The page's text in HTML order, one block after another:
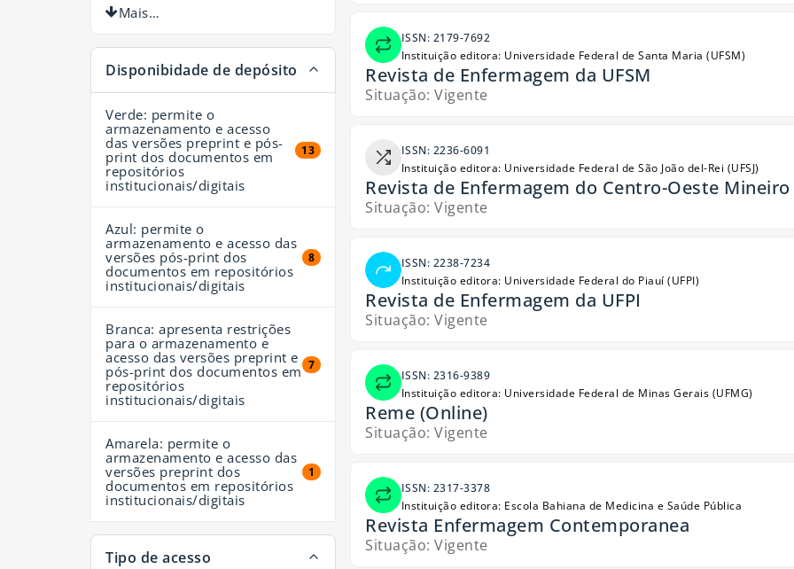
ISSN: 2179-7692
Instituição editora: Universidade Federal de Santa Maria (UFSM)
Revista de Enfermagem da UFSM
Situação: Vigente
ISSN: 2236-6091
Instituição editora: Universidade Federal de São João del-Rei (UFSJ)
Revista de Enfermagem do Centro-Oeste Mineiro
Situação: Vigente
ISSN: 2238-7234
Instituição editora: Universidade Federal do Piauí (UFPI)
Revista de Enfermagem da UFPI
Situação: Vigente
ISSN: 2316-9389
Instituição editora: Universidade Federal de Minas Gerais (UFMG)
Reme (Online)
Situação: Vigente
ISSN: 2317-3378
Instituição editora: Escola Bahiana de Medicina e Saúde Pública
Revista Enfermagem Contemporanea
Situação: Vigente
Mais…
Disponibidade de depósito
Verde: permite o
armazenamento e acesso
das versões preprint e pós-
print dos documentos em
repositórios
institucionais/digitais
13 resultados
13
Azul: permite o
armazenamento e acesso das
versões pós-print dos
documentos em repositórios
institucionais/digitais
8 resultados
8
Branca: apresenta restrições
para o armazenamento e
acesso das versões preprint e
pós-print dos documentos em
repositórios
institucionais/digitais
7 resultados
7
Amarela: permite o
armazenamento e acesso das
versões preprint dos
documentos em repositórios
institucionais/digitais
1 resultados
1
Tipo de acesso